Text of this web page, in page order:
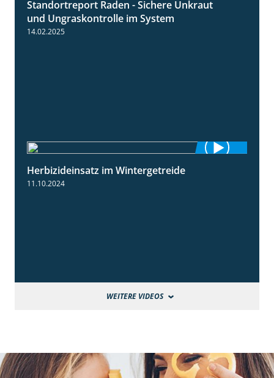
6:44
Standortreport Raden - Sichere Unkraut
und Ungraskontrolle im System
14.02.2025
Herbizideinsatz im Wintergetreide
11.10.2024
WEITERE VIDEOS